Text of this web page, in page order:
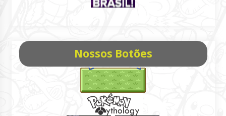
Nossos Botões